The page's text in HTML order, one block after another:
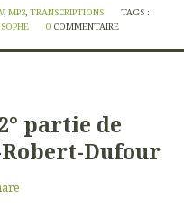
, MP3, TRANSCRIPTIONS
TAGS :
0 COMMENTAIRE
partie de
Dufour